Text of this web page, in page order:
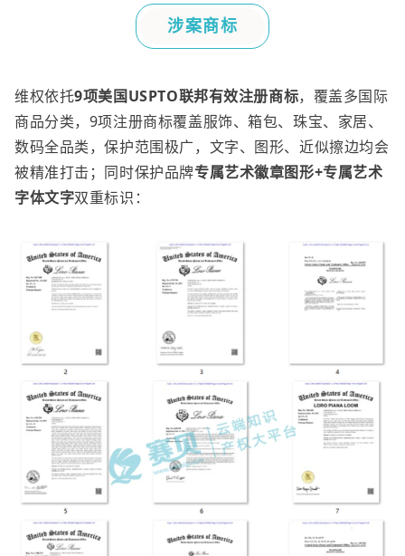
涉案商标
维权依托9项美国USPTO联邦有效注册商标，覆盖多国际
商品分类， 9项注册商标覆盖服饰、箱包、珠宝、家居、
数码全品类，保护范围极广，文字、图形、近似擦边均会
被精准打击；同时保护品牌专属艺术徽章图形+专属艺术
字体文字双重标识：